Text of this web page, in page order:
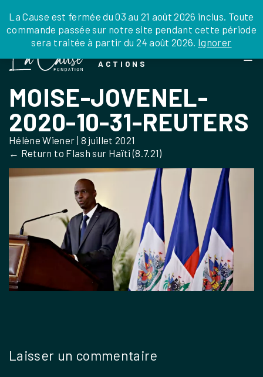
to
the
La Cause est fermée du 03 au 21 août 2026 inclus. Toute
commande passée sur notre site pendant cette période
sera traitée à partir du 24 août 2026. Ignorer
JE DONNE JE PARRAINE NOUS SOUTENIR
DEPUIS LA FRANCE
DEPUIS L’INTERNATIONAL
EN TANT QU’ORGANISATION
LEGS, LIBÉRALITÉS
0 ARTICLE
ACTIONS
MOISE-JOVENEL-
2020-10-31-REUTERS
Hélène Wiener | 8 juillet 2021
← Return to Flash sur Haïti (8.7.21)
Laisser un commentaire